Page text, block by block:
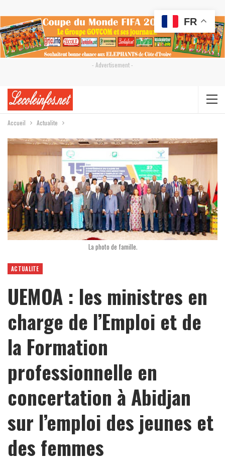
- Advertisement -
Accueil Actualite
La photo de famille.
ACTUALITE
UEMOA : les ministres en
charge de l’Emploi et de
la Formation
professionnelle en
concertation à Abidjan
sur l’emploi des jeunes et
des femmes
FR